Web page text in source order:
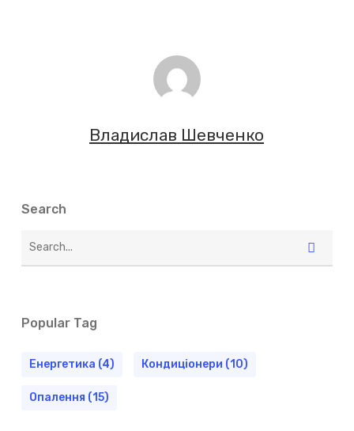
Владислав Шевченко
Search
Popular Tag
Енергетика (4) Кондиціонери (10)
Опалення (15)